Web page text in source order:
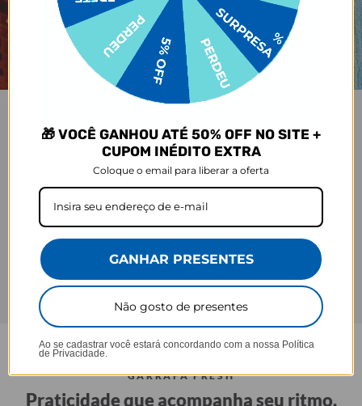
GARRAFA FRESH
Praticidade que acompanha seu ritmo.
🎁 VOCÊ GANHOU ATÉ 50% OFF NO SITE +
CUPOM INÉDITO EXTRA
Coloque o email para liberar a oferta
GANHAR PRESENTES
Não gosto de presentes
Ao se cadastrar você estará concordando com a nossa Política
de Privacidade.